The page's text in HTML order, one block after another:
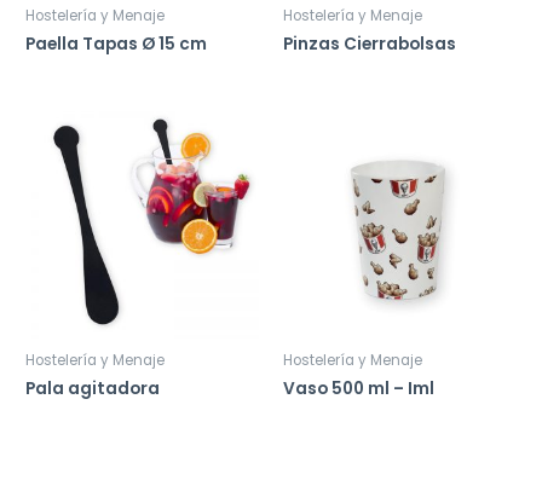
Hostelería y Menaje
Paella Tapas Ø 15 cm
Hostelería y Menaje
Pinzas Cierrabolsas
Hostelería y Menaje
Pala agitadora
Hostelería y Menaje
Vaso 500 ml – Iml